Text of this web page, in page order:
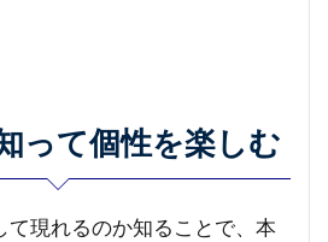
って個性を楽しむ
て現れるのか知ることで、本